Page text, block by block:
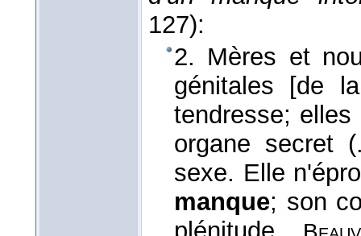
127):
2. Mères et
génitales [de
tendresse;
organe secret
sexe. Elle
manque; son